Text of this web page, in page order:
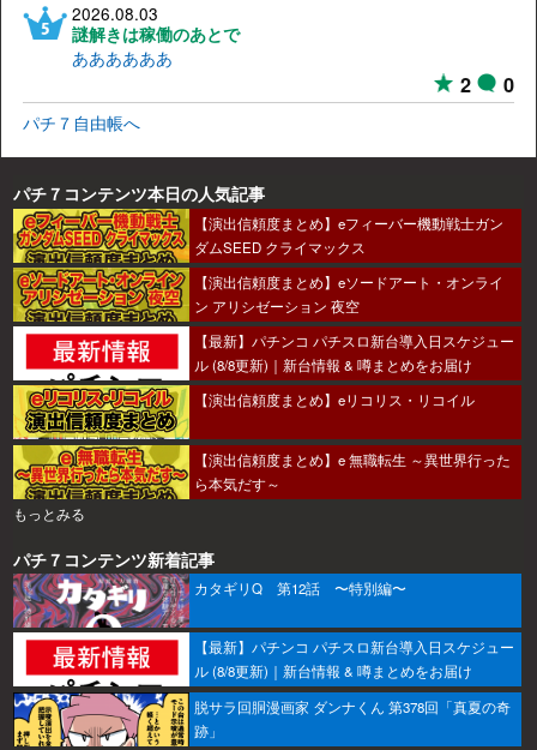
2026.08.03
謎解きは稼働のあとで
ああああああ
2 0
パチ７自由帳へ
パチ７コンテンツ本日の人気記事
【演出信頼度まとめ】eフィーバー機動戦士ガン
ダムSEED クライマックス
【演出信頼度まとめ】eソードアート・オンライ
ン アリシゼーション 夜空
【最新】パチンコ パチスロ新台導入日スケジュー
ル (8/8更新)｜新台情報 & 噂まとめをお届け
【演出信頼度まとめ】eリコリス・リコイル
【演出信頼度まとめ】e 無職転生 ～異世界行った
ら本気だす～
もっとみる
パチ７コンテンツ新着記事
カタギリQ 第12話 〜特別編〜
【最新】パチンコ パチスロ新台導入日スケジュー
ル (8/8更新)｜新台情報 & 噂まとめをお届け
脱サラ回胴漫画家 ダンナくん 第378回「真夏の奇
跡」